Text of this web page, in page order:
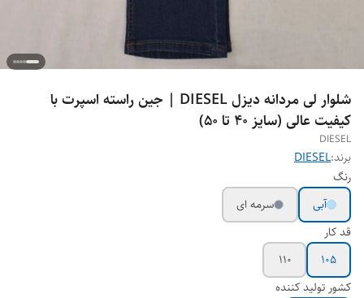
شلوار لی مردانه دیزل DIESEL | جین راسته اسپرت با
کیفیت عالی (سایز 40 تا 50)
DIESEL
برند:DIESEL
رنگ
آبی
سرمه ای
قد کار
105
110
کشور تولید کننده